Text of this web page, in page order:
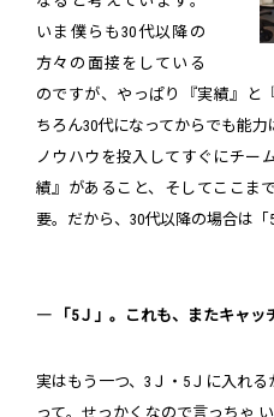
いま僕らも30代以降の
方々の面接をしている
のですが、やっぱり『実績』と
ちろん30代になってからでも能
ノウハウを投入してすぐにチー
績』があること、そしてここま
要。だから、30代以降の場合は「
― 「5Ｊ」。これも、またキャッ
実はもう一つ、3Ｊ・5Ｊに入れ
って。せっかくなので言っちゃ